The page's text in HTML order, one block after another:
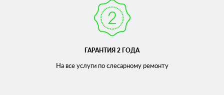
ГАРАНТИЯ 2 ГОДА
На все услуги по слесарномуремонту